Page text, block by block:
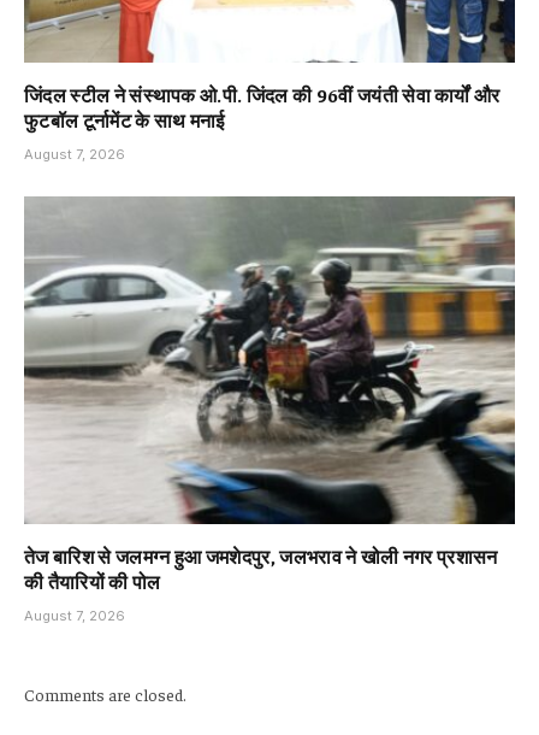
जिंदल स्टील ने संस्थापक ओ.पी. जिंदल की 96वीं जयंती सेवा कार्यों और
फुटबॉल टूर्नामेंट के साथ मनाई
August 7, 2026
तेज बारिश से जलमग्न हुआ जमशेदपुर, जलभराव ने खोली नगर प्रशासन
की तैयारियों की पोल
August 7, 2026
Comments are closed.